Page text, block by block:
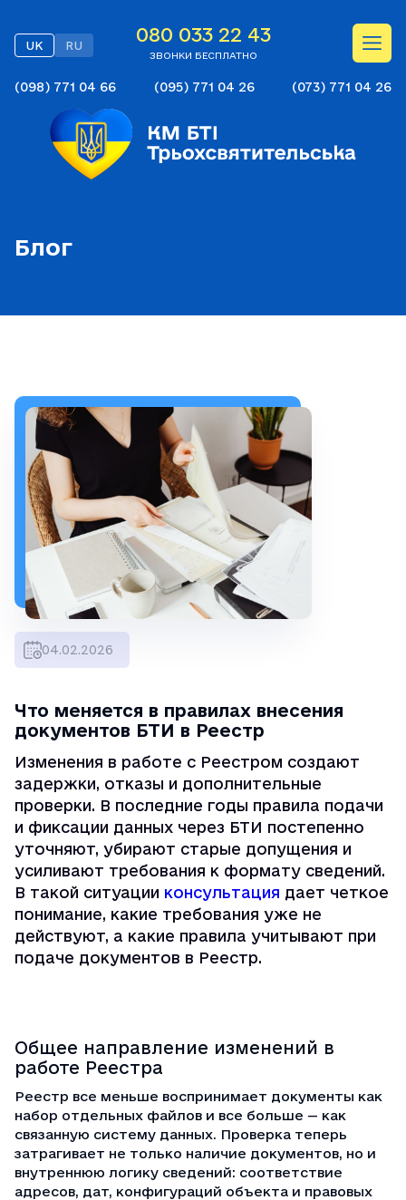
UK RU 080 033 22 43
ЗВОНКИ БЕСПЛАТНО
(098) 771 04 66 (095) 771 04 26 (073) 771 04 26
Блог
04.02.2026
Что меняется в правилах внесения
документов БТИ в Реестр
Изменения в работе с Реестром создают
задержки, отказы и дополнительные
проверки. В последние годы правила подачи
и фиксации данных через БТИ постепенно
уточняют, убирают старые допущения и
усиливают требования к формату сведений.
В такой ситуации консультация дает четкое
понимание, какие требования уже не
действуют, а какие правила учитывают при
подаче документов в Реестр.
Общее направление изменений в
работе Реестра
Реестр все меньше воспринимает документы как
набор отдельных файлов и все больше — как
связанную систему данных. Проверка теперь
затрагивает не только наличие документов, но и
внутреннюю логику сведений: соответствие
адресов, дат, конфигураций объекта и правовых